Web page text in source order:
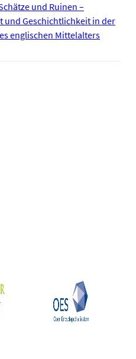
und Ruinen –
und Geschichtlichkeit in der
englischen Mittelalters